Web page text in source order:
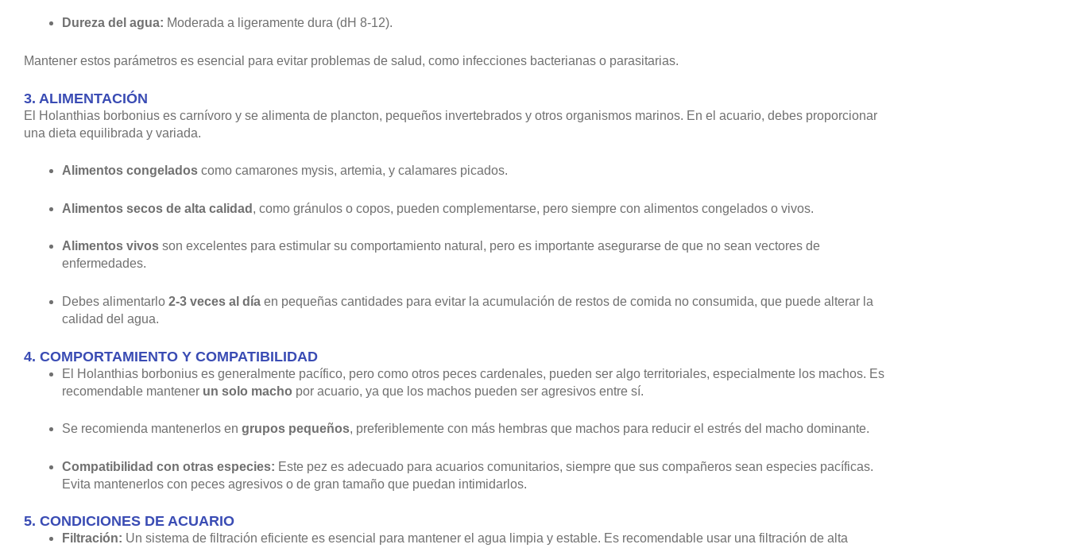
Dureza del agua: Moderada a ligeramente dura (dH 8-12).
Mantener estos parámetros es esencial para evitar problemas de salud, como infecciones bacterianas o parasitarias.
3. ALIMENTACIÓN
El Holanthias borbonius es carnívoro y se alimenta de plancton, pequeños invertebrados y otros organismos marinos. En el acuario, debes proporcionar
una dieta equilibrada y variada.
Alimentos congelados como camarones mysis, artemia, y calamares picados.
Alimentos secos de alta calidad , como gránulos o copos, pueden complementarse, pero siempre con alimentos congelados o vivos.
Alimentos vivos son excelentes para estimular su comportamiento natural, pero es importante asegurarse de que no sean vectores de
enfermedades.
Debes alimentarlo 2-3 veces al día en pequeñas cantidades para evitar la acumulación de restos de comida no consumida, que puede alterar la
calidad del agua.
4. COMPORTAMIENTO Y COMPATIBILIDAD
El Holanthias borbonius es generalmente pacífico, pero como otros peces cardenales, pueden ser algo territoriales, especialmente los machos. Es
recomendable mantener un solo macho por acuario, ya que los machos pueden ser agresivos entre sí.
Se recomienda mantenerlos en grupos pequeños, preferiblemente con más hembras que machos para reducir el estrés del macho dominante.
Compatibilidad con otras especies: Este pez es adecuado para acuarios comunitarios, siempre que sus compañeros sean especies pacíficas.
Evita mantenerlos con peces agresivos o de gran tamaño que puedan intimidarlos.
5. CONDICIONES DE ACUARIO
Filtración: Un sistema de filtración eficiente es esencial para mantener el agua limpia y estable. Es recomendable usar una filtración de alta